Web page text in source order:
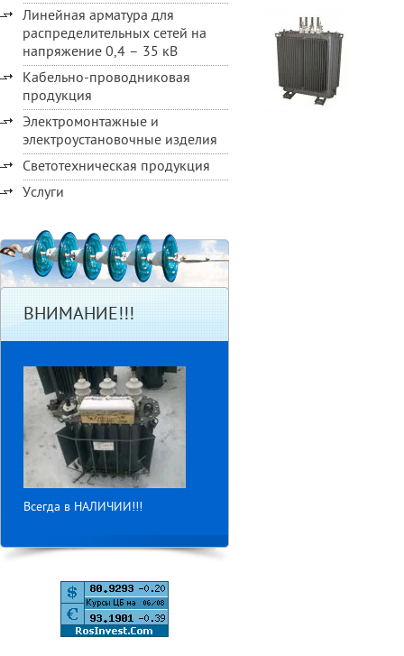
Линейная арматура для
распределительных сетей на
напряжение 0,4 – 35 кВ
Кабельно-проводниковая
продукция
Электромонтажные и
электроустановочные изделия
Светотехническая продукция
Услуги
ВНИМАНИЕ!!!
Всегда в НАЛИЧИИ!!!